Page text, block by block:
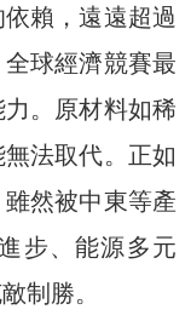
賴，遠遠超過
球經濟競賽最
。原材料如稀
法取代。正如
然被中東等產
步、能源多元
制勝。